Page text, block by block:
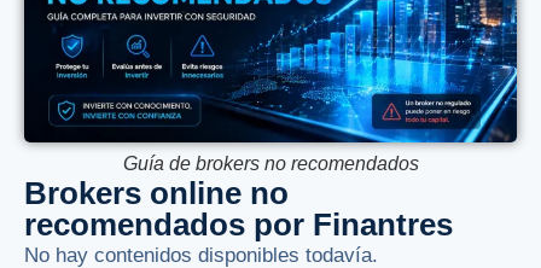
Guía de brokers no recomendados
Brokers online no
recomendados por Finantres
No hay contenidos disponibles todavía.